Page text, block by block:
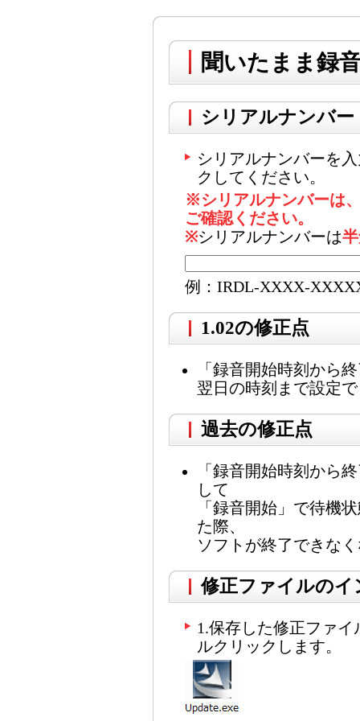
聞いたまま録
シリアルナンバー
シリアルナンバーを
クしてください。
※シリアルナンバーは
ご確認ください。
※シリアルナンバーは
例：IRDL-XXXX-
1.02の修正点
「録音開始時刻から
翌日の時刻まで設定
過去の修正点
「録音開始時刻から
して
「録音開始」で待機
た際、
ソフトが終了できな
修正ファイルのイ
1.保存した修正ファイ
ルクリックします。